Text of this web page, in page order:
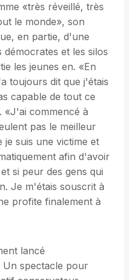
«très réveillé, très
le monde», son
en partie, d'une
démocrates et les silos
les jeunes en. «En
toujours dit que j'étais
capable de tout ce
«J'ai commencé à
pas le meilleur
je suis une victime et
afin d'avoir
si peur des gens qui
Je m'étais souscrit à
profite finalement à
lancé
Un spectacle pour